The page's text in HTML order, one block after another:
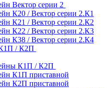
Вектор серии 2
К20 / Вектор серии 2.К1
К21 / Вектор серии 2.К2
К22 / Вектор серии 2.К3
К38 / Вектор серии 2.К4
/ К2П
К1П / К2П
К1П приставной
К2П приставной